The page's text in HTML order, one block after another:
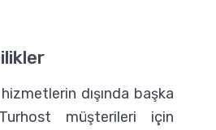
dışında başka
müşterileri için